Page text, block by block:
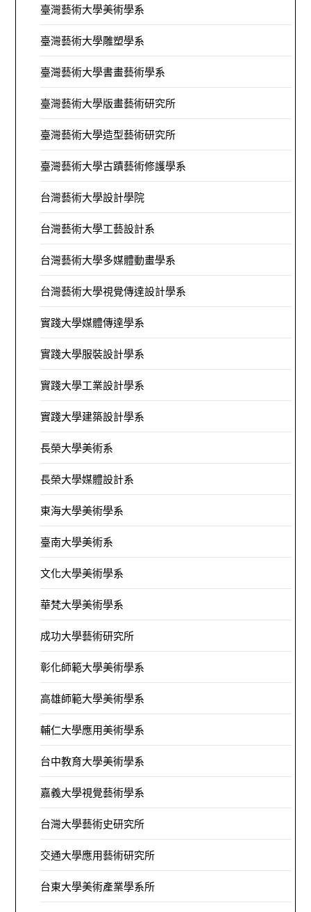
臺灣藝術大學美術學系
臺灣藝術大學雕塑學系
臺灣藝術大學書畫藝術學系
臺灣藝術大學版畫藝術研究所
臺灣藝術大學造型藝術研究所
臺灣藝術大學古蹟藝術修護學系
台灣藝術大學設計學院
台灣藝術大學工藝設計系
台灣藝術大學多媒體動畫學系
台灣藝術大學視覺傳達設計學系
實踐大學媒體傳達學系
實踐大學服裝設計學系
實踐大學工業設計學系
實踐大學建築設計學系
長榮大學美術系
長榮大學媒體設計系
東海大學美術學系
臺南大學美術系
文化大學美術學系
華梵大學美術學系
成功大學藝術研究所
彰化師範大學美術學系
高雄師範大學美術學系
輔仁大學應用美術學系
台中教育大學美術學系
嘉義大學視覺藝術學系
台灣大學藝術史研究所
交通大學應用藝術研究所
台東大學美術產業學系所